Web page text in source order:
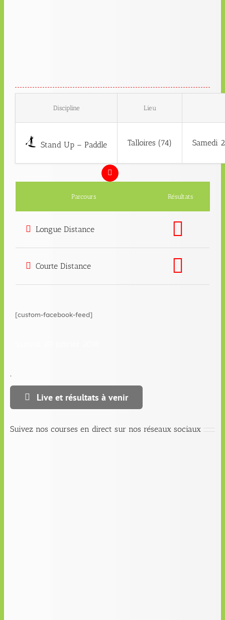
Discipline Lieu
Stand Up – Paddle Talloires (74) Samedi
Parcours Résultats
Longue Distance
Courte Distance
[custom-facebook-feed]
.
Live et résultats à venir
Suivez nos courses en direct sur nos réseaux sociaux